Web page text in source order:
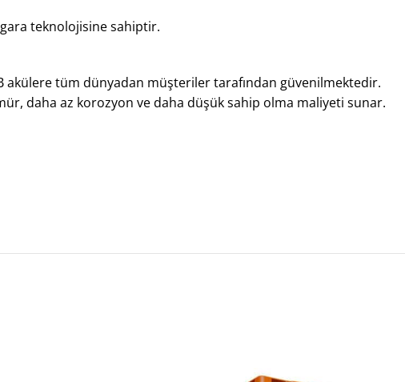
teknolojisine sahiptir.
akülere tüm dünyadan müşteriler tarafından güvenilmektedir.
daha az korozyon ve daha düşük sahip olma maliyeti sunar.